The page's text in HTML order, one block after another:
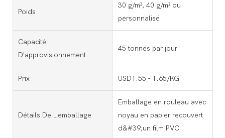
Poids
30 g/m², 40 g/m² ou
personnalisé
Capacité
D'approvisionnement
45 tonnes par jour
Prix USD1.55 - 1.65/KG
Détails De L'emballage
Emballage en rouleau avec
noyau en papier recouvert
d&#39;un film PVC